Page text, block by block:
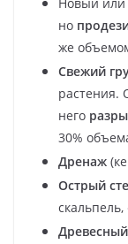
но
же
Свежий
растения.
него
30%
Дренаж
Острый